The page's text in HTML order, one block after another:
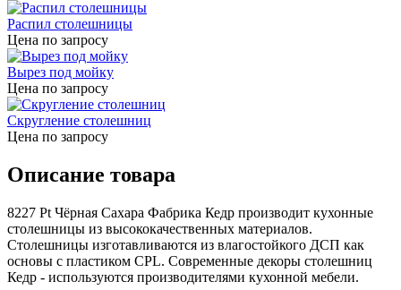
Распил столешницы
Цена по запросу
Вырез под мойку
Цена по запросу
Скругление столешниц
Цена по запросу
Описание товара
8227 Pt Чёрная Сахара Фабрика Кедр производит кухонные
столешницы из высококачественных материалов.
Столешницы изготавливаются из влагостойкого ДСП как
основы с пластиком CPL. Современные декоры столешниц
Кедр - используются производителями кухонной мебели.